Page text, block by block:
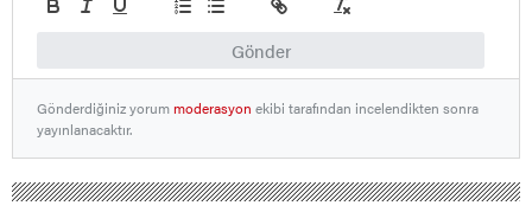
Gönder
Gönderdiğiniz yorummoderasyon ekibi tarafından incelendikten sonra
yayınlanacaktır.